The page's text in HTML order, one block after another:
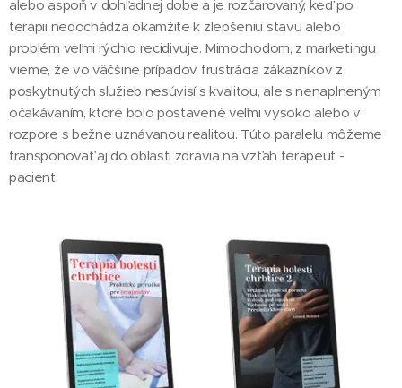
alebo aspoň v dohľadnej dobe a je rozčarovaný, keď po
terapii nedochádza okamžite k zlepšeniu stavu alebo
problém veľmi rýchlo recidivuje. Mimochodom, z marketingu
vieme, že vo väčšine prípadov frustrácia zákazníkov z
poskytnutých služieb nesúvisí s kvalitou, ale s nenaplneným
očakávaním, ktoré bolo postavené veľmi vysoko alebo v
rozpore s bežne uznávanou realitou. Túto paralelu môžeme
transponovať aj do oblasti zdravia na vzťah terapeut -
pacient.